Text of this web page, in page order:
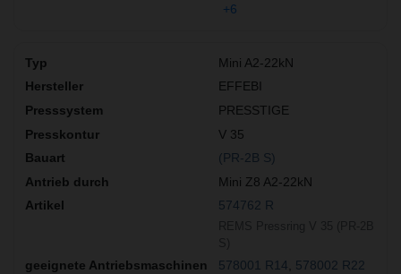
+6
Mini A2-22kN
EFFEBI
PRESSTIGE
V 35
(PR-2B S)
Mini Z8 A2-22kN
574762 R
578001 R14
578002 R22